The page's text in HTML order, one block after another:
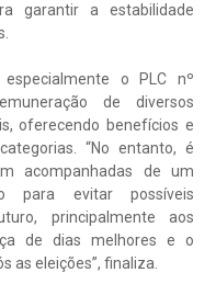
garantir a estabilidade
o PLC nº
de diversos
oferecendo benefícios e
“No entanto, é
acompanhadas de um
para evitar possíveis
principalmente aos
de dias melhores e o
as eleições”, finaliza.